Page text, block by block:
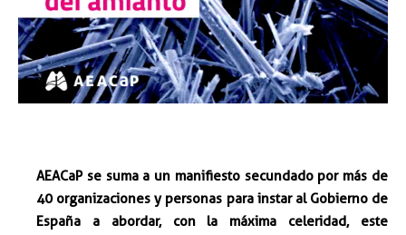
AEACaP se suma a un manifiesto secundado por más de
40 organizaciones y personas para instar al Gobierno de
España a abordar, con la máxima celeridad, este